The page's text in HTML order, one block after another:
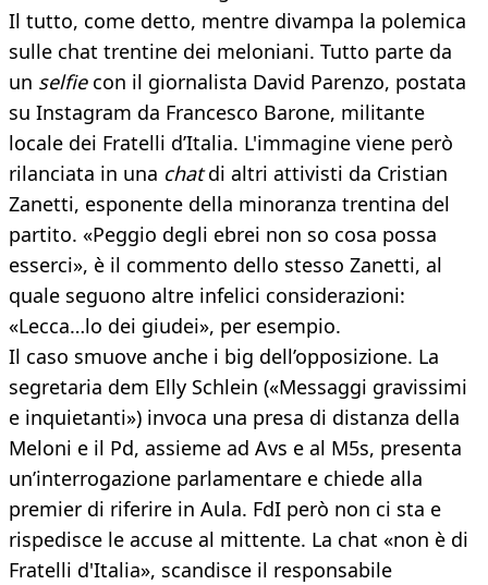
Il tutto, come detto, mentre divampa la polemica
sulle chat trentine dei meloniani. Tutto parte da
un selfie con il giornalista David Parenzo, postata
su Instagram da Francesco Barone, militante
locale dei Fratelli d’Italia. L'immagine viene però
rilanciata in una chatdi altri attivisti da Cristian
Zanetti, esponente della minoranza trentina del
partito. «Peggio degli ebrei non so cosa possa
esserci», è il commento dello stesso Zanetti, al
quale seguono altre infelici considerazioni:
«Lecca…lo dei giudei», per esempio.
Il caso smuove anche i big dell’opposizione. La
segretaria dem Elly Schlein («Messaggi gravissimi
e inquietanti») invoca una presa di distanza della
Meloni e il Pd, assieme ad Avs e al M5s, presenta
un’interrogazione parlamentare e chiede alla
premier di riferire in Aula. FdI però non ci sta e
rispedisce le accuse al mittente. La chat «non è di
Fratelli d'Italia», scandisce il responsabile